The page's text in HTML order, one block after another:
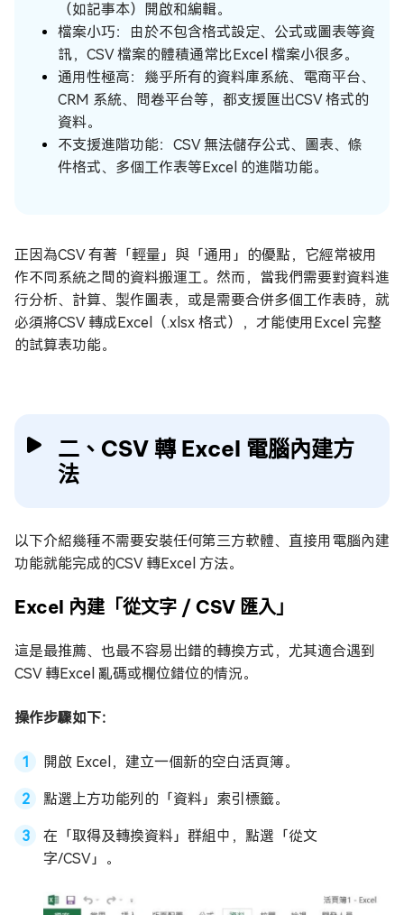
（如記事本）開啟和編輯。
檔案小巧：由於不包含格式設定、公式或圖表等資
訊，CSV 檔案的體積通常比Excel 檔案小很多。
通用性極高：幾乎所有的資料庫系統、電商平台、
CRM 系統、問卷平台等，都支援匯出CSV 格式的
資料。
不支援進階功能：CSV 無法儲存公式、圖表、條
件格式、多個工作表等Excel 的進階功能。
正因為CSV 有著「輕量」與「通用」的優點，它經常被用
作不同系統之間的資料搬運工。然而，當我們需要對資料進
行分析、計算、製作圖表，或是需要合併多個工作表時，就
必須將CSV 轉成Excel（.xlsx 格式），才能使用Excel 完整
的試算表功能。
二、CSV 轉 Excel 電腦內建方
法
以下介紹幾種不需要安裝任何第三方軟體、直接用電腦內建
功能就能完成的CSV 轉Excel 方法。
Excel 內建「從文字 / CSV 匯入」
這是最推薦、也最不容易出錯的轉換方式，尤其適合遇到
CSV 轉Excel 亂碼或欄位錯位的情況。
操作步驟如下：
開啟 Excel，建立一個新的空白活頁簿。
點選上方功能列的「資料」索引標籤。
在「取得及轉換資料」群組中，點選「從文
字/CSV」。